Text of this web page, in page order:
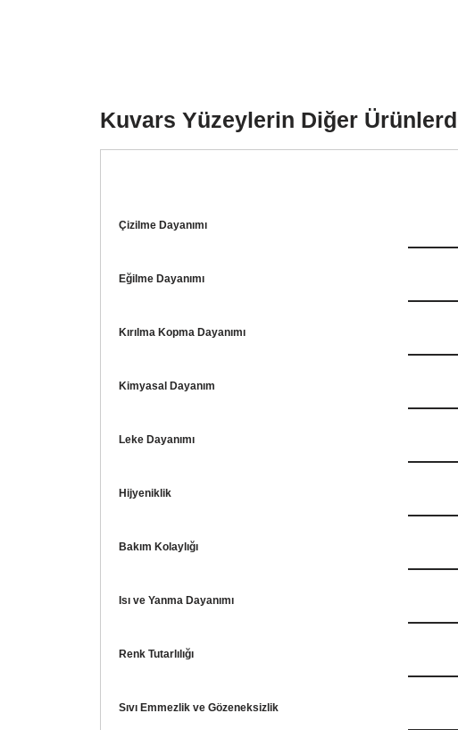
Kuvars Yüzeylerin Diğer
Çizilme Dayanımı
Eğilme Dayanımı
Kırılma Kopma Dayanımı
Kimyasal Dayanım
Leke Dayanımı
Hijyeniklik
Bakım Kolaylığı
Isı ve Yanma Dayanımı
Renk Tutarlılığı
Sıvı Emmezlik ve Gözeneksizlik